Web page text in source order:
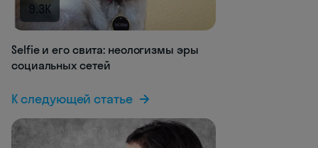
9.3K
Selfie и его свита: неологизмы эры
социальных сетей
К следующей статье